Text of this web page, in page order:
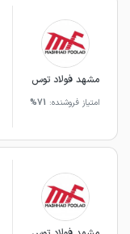
مشهد فولاد توس
امتیاز فروشنده: 71%